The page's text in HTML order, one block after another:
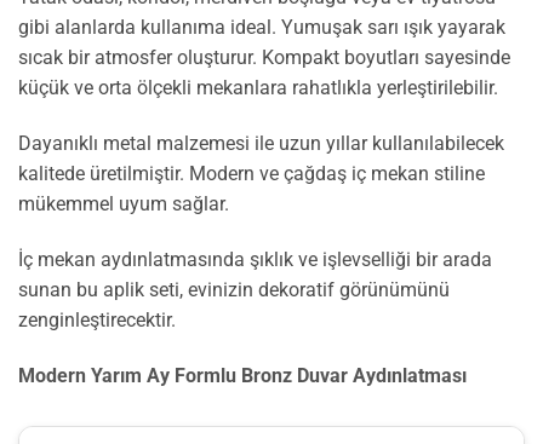
gibi alanlarda kullanıma ideal. Yumuşak sarı ışık yayarak
sıcak bir atmosfer oluşturur. Kompakt boyutları sayesinde
küçük ve orta ölçekli mekanlara rahatlıkla yerleştirilebilir.
Dayanıklı metal malzemesi ile uzun yıllar kullanılabilecek
kalitede üretilmiştir. Modern ve çağdaş iç mekan stiline
mükemmel uyum sağlar.
İç mekan aydınlatmasında şıklık ve işlevselliği bir arada
sunan bu aplik seti, evinizin dekoratif görünümünü
zenginleştirecektir.
Modern Yarım Ay Formlu Bronz Duvar Aydınlatması